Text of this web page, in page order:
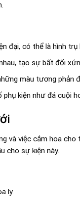
đại, có thể là hình trụ
tạo sự bất đối
màu tương phản
kiện như đá cuội
và việc cắm hoa
cho sự kiện này.
ly.